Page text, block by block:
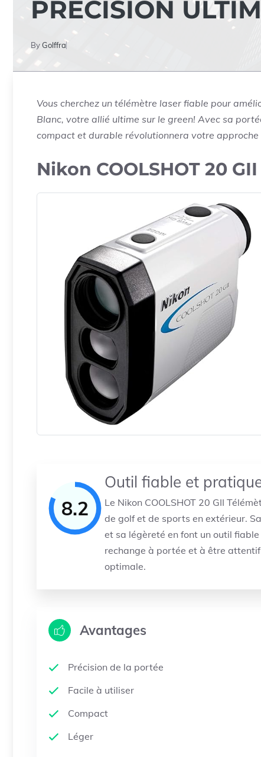
PRÉCISION
ByGolffra
Vous cherchez un télémètre laser fiable pour
Blanc, votre allié ultime sur le green! Avec sa
compact et durable révolutionnera votre
Nikon COOLSHOT 20
8.2
Outil fiable et
Le Nikon COOLSHOT 20 GII
de golf et de sports en extérieur.
et sa légèreté en font un outil
rechange à portée et à être
optimale.
Avantages
Précision de la portée
Facile à utiliser
Compact
Léger